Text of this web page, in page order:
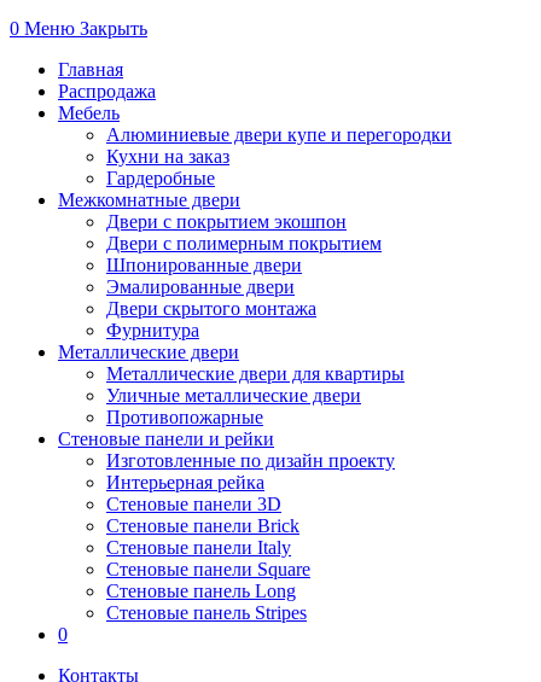
0 Меню Закрыть
Главная
Распродажа
Мебель
Алюминиевые двери купе и перегородки
Кухни на заказ
Гардеробные
Межкомнатные двери
Двери с покрытием экошпон
Двери с полимерным покрытием
Шпонированные двери
Эмалированные двери
Двери скрытого монтажа
Фурнитура
Металлические двери
Металлические двери для квартиры
Уличные металлические двери
Противопожарные
Стеновые панели и рейки
Изготовленные по дизайн проекту
Интерьерная рейка
Стеновые панели 3D
Стеновые панели Brick
Стеновые панели Italy
Стеновые панели Square
Стеновые панель Long
Стеновые панель Stripes
0
Контакты